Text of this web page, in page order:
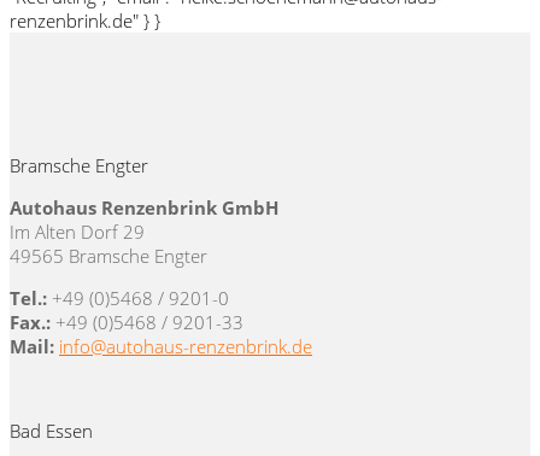
renzenbrink.de" } }
Bramsche Engter
Autohaus Renzenbrink GmbH
Im Alten Dorf 29
49565 Bramsche Engter
Tel.: +49 (0)5468 / 9201-0
Fax.: +49 (0)5468 / 9201-33
Mail: info@autohaus-renzenbrink.de
Bad Essen